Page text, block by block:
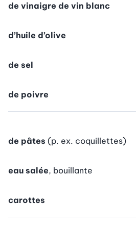
de vinaigre de vin blanc
d’huile d’olive
de sel
de poivre
de pâtes (p. ex. coquillettes)
eau salée, bouillante
carottes